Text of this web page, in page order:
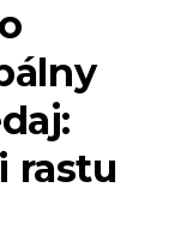
rastu